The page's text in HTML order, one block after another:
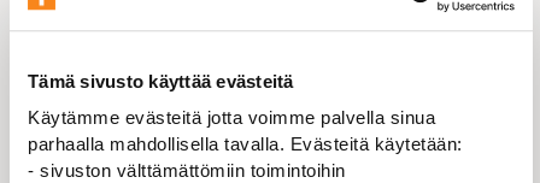
Tämä sivusto käyttää evästeitä
Käytämme evästeitä jotta voimme palvella sinua
parhaalla mahdollisella tavalla. Evästeitä käytetään:
- sivuston välttämättömiin toimintoihin
Webinaari kuuluu Digiloikka -webinaarisarjaan, jossa
Työelämä uudistuu ja digitaaliset ratkaisut ovat tulleet
onkaan kyse? Miten löytää ja hyödyntää uusia tapoja ja
kanavia työllistymiseen?